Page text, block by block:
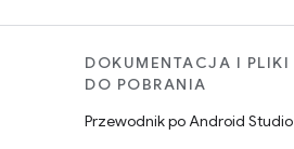
DOKUMENTACJA I PLIKI
DO POBRANIA
Przewodnik po Android Studio